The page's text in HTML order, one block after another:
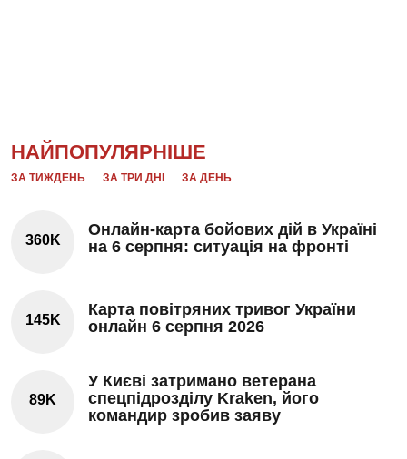
НАЙПОПУЛЯРНІШЕ
ЗА ТИЖДЕНЬ ЗА ТРИ ДНІ ЗА ДЕНЬ
360K
Онлайн-карта бойових дій в Україні
на 6 серпня: ситуація на фронті
145K
Карта повітряних тривог України
онлайн 6 серпня 2026
89K
У Києві затримано ветерана
спецпідрозділу Kraken, його
командир зробив заяву